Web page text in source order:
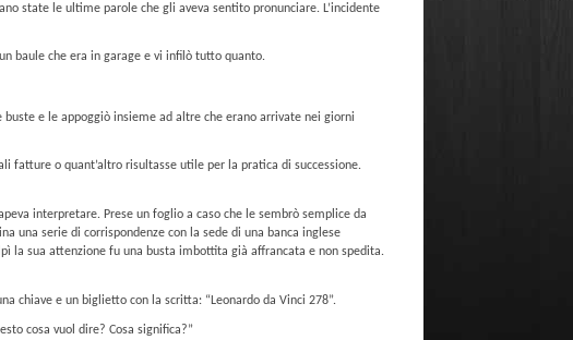
state le ultime parole che gli aveva sentito pronunciare. L’incidente
baule che era in garage e vi infilò tutto quanto.
e le appoggiò insieme ad altre che erano arrivate nei giorni
fatture o quant’altro risultasse utile per la pratica di successione.
interpretare. Prese un foglio a caso che le sembrò semplice da
una serie di corrispondenze con la sede di una banca inglese
la sua attenzione fu una busta imbottita già affrancata e non spedita.
chiave e un biglietto con la scritta: “Leonardo da Vinci 278”.
cosa vuol dire? Cosa significa?”